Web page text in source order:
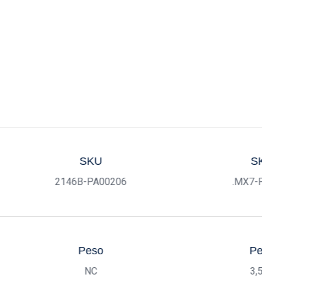
SKU
2146B-PA00206
Peso
NC
SKU
.MX7-PA0003
Peso
3,5Kg